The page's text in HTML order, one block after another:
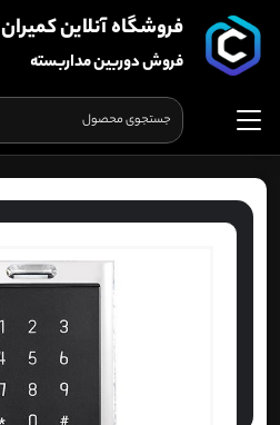
فروشگاه آنلاین کمیران
فروش دوربین مداربسته